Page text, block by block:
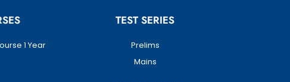
1 Year
TEST SERIES
Prelims
Mains